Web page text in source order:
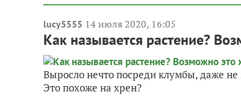
lucy5555 14 июля 2020, 16:05
Как называется растение?
Выросло нечто посреди клумбы, даже
Это похоже на хрен?